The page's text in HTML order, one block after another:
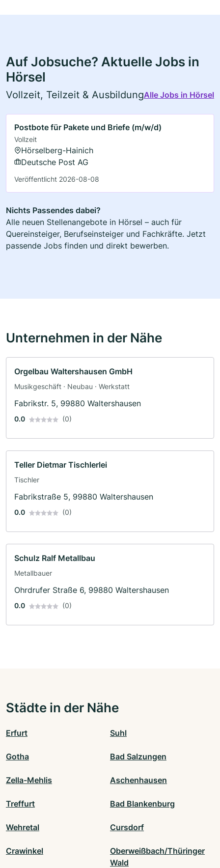
Auf Jobsuche? Aktuelle Jobs in
Hörsel
Vollzeit, Teilzeit & AusbildungAlle Jobs in Hörsel
Postbote für Pakete und Briefe (m/w/d)
Vollzeit
Hörselberg-Hainich
Deutsche Post AG
Veröffentlicht 2026-08-08
Nichts Passendes dabei?
Alle neuen Stellenangebote in Hörsel – auch für
Quereinsteiger, Berufseinsteiger und Fachkräfte. Jetzt
passende Jobs finden und direkt bewerben.
Unternehmen in der Nähe
Orgelbau Waltershausen GmbH
Musikgeschäft · Neubau · Werkstatt
Fabrikstr. 5, 99880 Waltershausen
0.0 (0)
Teller Dietmar Tischlerlei
Tischler
Fabrikstraße 5, 99880 Waltershausen
0.0 (0)
Schulz Ralf Metallbau
Metallbauer
Ohrdrufer Straße 6, 99880 Waltershausen
0.0 (0)
Städte in der Nähe
Erfurt Suhl
Gotha Bad Salzungen
Zella-Mehlis Aschenhausen
Treffurt Bad Blankenburg
Wehretal Cursdorf
Crawinkel
Oberweißbach/Thüringer
Wald